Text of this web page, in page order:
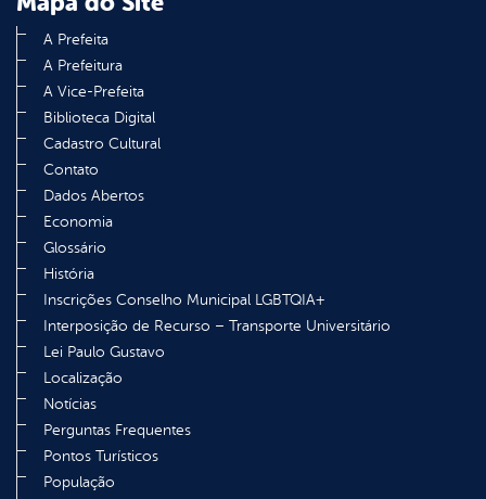
A Prefeita
A Prefeitura
A Vice-Prefeita
Biblioteca Digital
Cadastro Cultural
Contato
Dados Abertos
Economia
Glossário
História
Inscrições Conselho Municipal LGBTQIA+
Interposição de Recurso – Transporte Universitário
Lei Paulo Gustavo
Localização
Notícias
Perguntas Frequentes
Pontos Turísticos
População